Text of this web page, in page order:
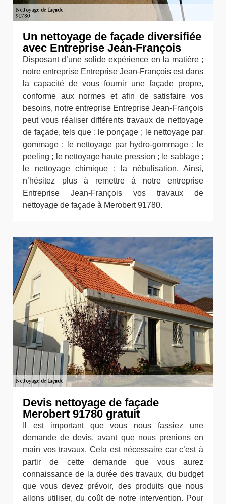
Un nettoyage de façade diversifiée
avec Entreprise Jean-François
Disposant d’une solide expérience en la matière ;
notre entreprise Entreprise Jean-François est dans
la capacité de vous fournir une façade propre,
conforme aux normes et afin de satisfaire vos
besoins, notre entreprise Entreprise Jean-François
peut vous réaliser différents travaux de nettoyage
de façade, tels que : le ponçage ; le nettoyage par
gommage ; le nettoyage par hydro-gommage ; le
peeling ; le nettoyage haute pression ; le sablage ;
le nettoyage chimique ; la nébulisation. Ainsi,
n’hésitez plus à remettre à notre entreprise
Entreprise Jean-François vos travaux de
nettoyage de façade à Merobert 91780.
Devis nettoyage de façade
Merobert 91780 gratuit
Il est important que vous nous fassiez une
demande de devis, avant que nous prenions en
main vos travaux. Cela est nécessaire car c’est à
partir de cette demande que vous aurez
connaissance de la durée des travaux, du budget
que vous devez prévoir, des produits que nous
allons utiliser, du coût de notre intervention. Pour